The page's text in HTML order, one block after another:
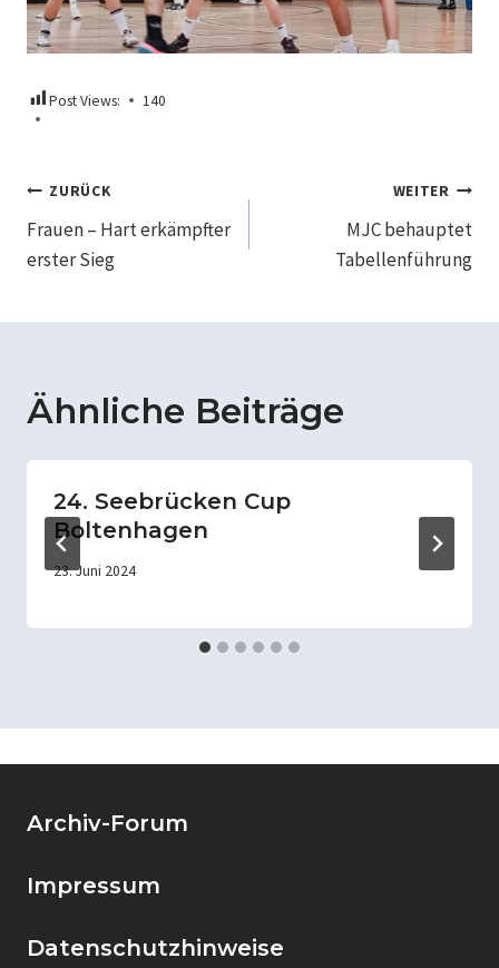
Post Views: 140
Beitragsnavigation
ZURÜCK
Frauen – Hart erkämpfter
erster Sieg
WEITER
MJC behauptet
Tabellenführung
Ähnliche Beiträge
24. Seebrücken Cup
Boltenhagen
23. Juni 2024
Archiv-Forum
Impressum
Datenschutzhinweise